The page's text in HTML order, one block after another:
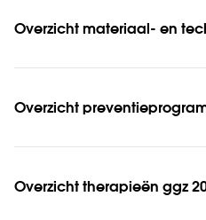
Overzicht materiaal- en
Overzicht
Overzicht therapieën ggz